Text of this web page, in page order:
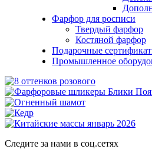
Фарфор для росписи
Твердый фарфор
Костяной фарфор
Подарочные
Промышленное
Следите за нами в соц.сетях